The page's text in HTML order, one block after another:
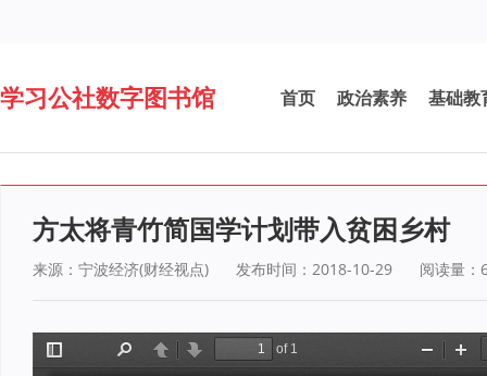
学习公社数字图书馆 首页 政治素养 基础教
方太将青竹简国学计划带入贫困乡村
来源：宁波经济(财经视点) 发布时间：2018-10-29 阅读量：